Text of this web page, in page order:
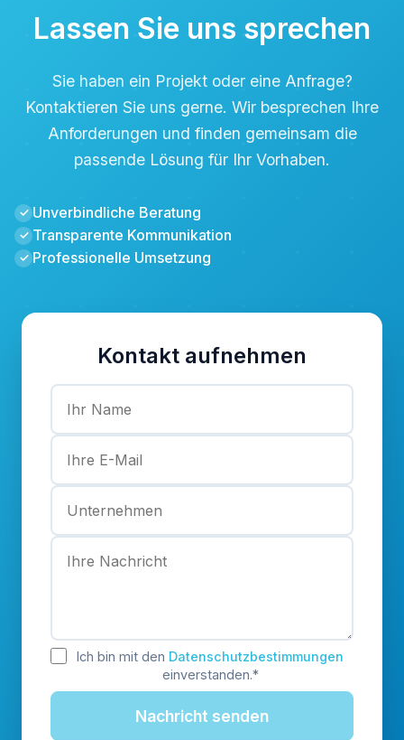
Lassen Sie uns sprechen
Sie haben ein Projekt oder eine Anfrage?
Kontaktieren Sie uns gerne. Wir besprechen Ihre
Anforderungen und finden gemeinsam die
passende Lösung für Ihr Vorhaben.
✓ Unverbindliche Beratung
✓ Transparente Kommunikation
✓ Professionelle Umsetzung
Kontakt aufnehmen
Ich bin mit den Datenschutzbestimmungen
einverstanden.*
Nachricht senden